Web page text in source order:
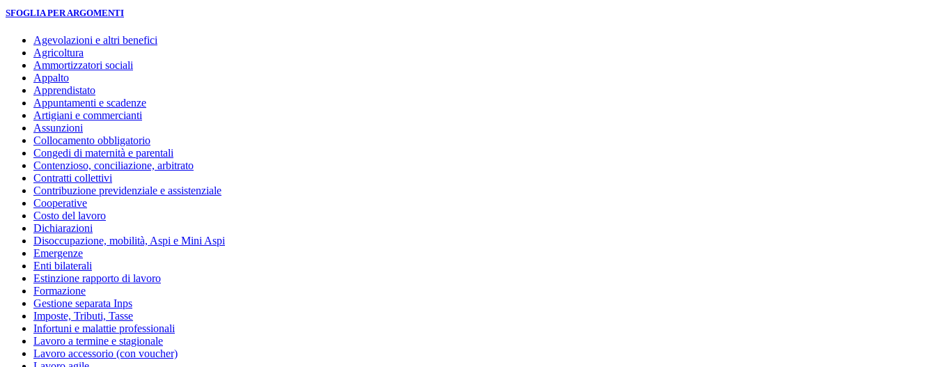
SFOGLIA PER ARGOMENTI
Agevolazioni e altri benefici
Agricoltura
Ammortizzatori sociali
Appalto
Apprendistato
Appuntamenti e scadenze
Artigiani e commercianti
Assunzioni
Collocamento obbligatorio
Congedi di maternità e parentali
Contenzioso, conciliazione, arbitrato
Contratti collettivi
Contribuzione previdenziale e assistenziale
Cooperative
Costo del lavoro
Dichiarazioni
Disoccupazione, mobilità, Aspi e Mini Aspi
Emergenze
Enti bilaterali
Estinzione rapporto di lavoro
Formazione
Gestione separata Inps
Imposte, Tributi, Tasse
Infortuni e malattie professionali
Lavoro a termine e stagionale
Lavoro accessorio (con voucher)